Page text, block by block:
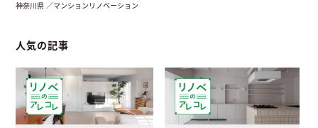
神奈川県 ／マンションリノベーション
人気の記事